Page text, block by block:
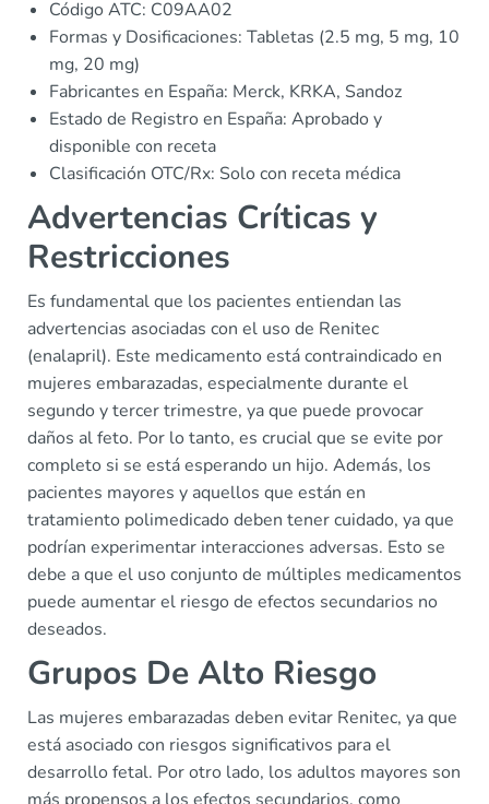
Código ATC: C09AA02
Formas y Dosificaciones: Tabletas (2.5 mg, 5 mg, 10
mg, 20 mg)
Fabricantes en España: Merck, KRKA, Sandoz
Estado de Registro en España: Aprobado y
disponible con receta
Clasificación OTC/Rx: Solo con receta médica
Advertencias Críticas y
Restricciones
Es fundamental que los pacientes entiendan las
advertencias asociadas con el uso de Renitec
(enalapril). Este medicamento está contraindicado en
mujeres embarazadas, especialmente durante el
segundo y tercer trimestre, ya que puede provocar
daños al feto. Por lo tanto, es crucial que se evite por
completo si se está esperando un hijo. Además, los
pacientes mayores y aquellos que están en
tratamiento polimedicado deben tener cuidado, ya que
podrían experimentar interacciones adversas. Esto se
debe a que el uso conjunto de múltiples medicamentos
puede aumentar el riesgo de efectos secundarios no
deseados.
Grupos De Alto Riesgo
Las mujeres embarazadas deben evitar Renitec, ya que
está asociado con riesgos significativos para el
desarrollo fetal. Por otro lado, los adultos mayores son